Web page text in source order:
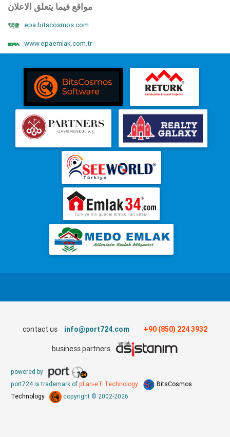
مواقع فيما يتعلق الاعلان
epa.bitscosmos.com
www.epaemlak.com.tr
contact us info@port724.com +90 (850) 224 3932
business partners
powered by
port724 is trademark of pLan-eT Technology
BitsCosmos
Technology
copyright © 2002-2026